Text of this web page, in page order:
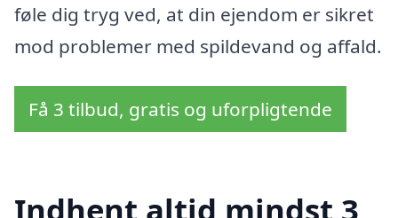
føle dig tryg ved, at din ejendom er sikret
mod problemer med spildevand og affald.
Få 3 tilbud, gratis og uforpligtende
Indhent altid mindst 3